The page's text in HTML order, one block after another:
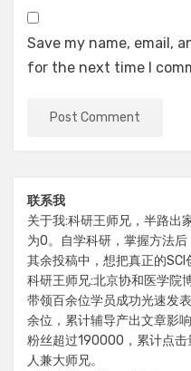
Save my name, email,
for the next time I
联系我
关于我:科研王师兄，半路出
为0。自学科研，掌握方法后
其余投稿中，想把真正的SCI
科研王师兄:北京协和医学院
带领百余位学员成功光速发
余位，累计辅导产出文章影
粉丝超过190000，累计点
人兼大师兄。